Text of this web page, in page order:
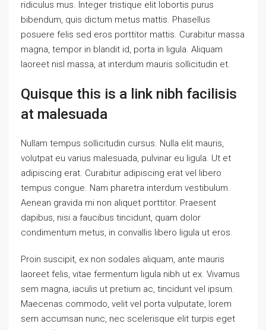
ridiculus mus. Integer tristique elit lobortis purus
bibendum, quis dictum metus mattis. Phasellus
posuere felis sed eros porttitor mattis. Curabitur massa
magna, tempor in blandit id, porta in ligula. Aliquam
laoreet nisl massa, at interdum mauris sollicitudin et.
Quisque this is a link nibh facilisis
at malesuada
Nullam tempus sollicitudin cursus. Nulla elit mauris,
volutpat eu varius malesuada, pulvinar eu ligula. Ut et
adipiscing erat. Curabitur adipiscing erat vel libero
tempus congue. Nam pharetra interdum vestibulum.
Aenean gravida mi non aliquet porttitor. Praesent
dapibus, nisi a faucibus tincidunt, quam dolor
condimentum metus, in convallis libero ligula ut eros.
Proin suscipit, ex non sodales aliquam, ante mauris
laoreet felis, vitae fermentum ligula nibh ut ex. Vivamus
sem magna, iaculis ut pretium ac, tincidunt vel ipsum.
Maecenas commodo, velit vel porta vulputate, lorem
sem accumsan nunc, nec scelerisque elit turpis eget